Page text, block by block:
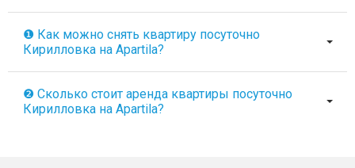
❶ Как можно снять квартиру посуточно
Кирилловка на Apartila?
❷ Сколько стоит аренда квартиры посуточно
Кирилловка на Apartila?